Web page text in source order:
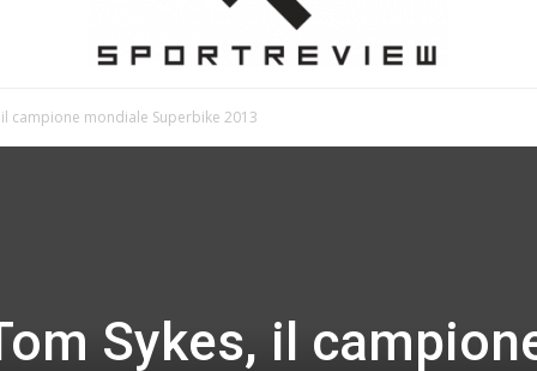
il campione mondiale Superbike 2013
Sykes, il